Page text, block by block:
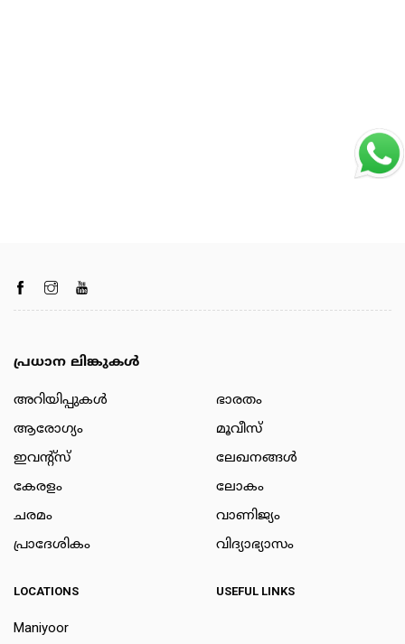
പ്രധാന ലിങ്കുകൾ
അറിയിപ്പുകള്‍
ആരോഗ്യം
ഇവന്റ്സ്
കേരളം
ചരമം
പ്രാദേശികം
ഭാരതം
മൂവീസ്
ലേഖനങ്ങള്‍
ലോകം
വാണിജ്യം
വിദ്യാഭ്യാസം
LOCATIONS
Maniyoor
USEFUL LINKS